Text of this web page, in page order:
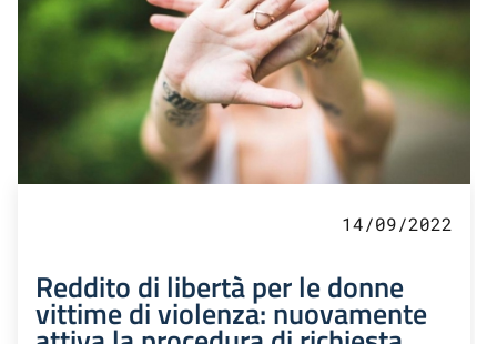
14/09/2022
Reddito di libertà per le donne
vittime di violenza: nuovamente